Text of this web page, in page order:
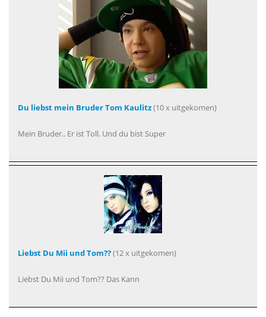
Du liebst mein Bruder Tom Kaulitz(10 x uitgekomen)
Mein Bruder.. Er ist Toll. Und du bist Super
Liebst Du Mii und Tom??(12 x uitgekomen)
Liebst Du Mii und Tom?? Das Kann